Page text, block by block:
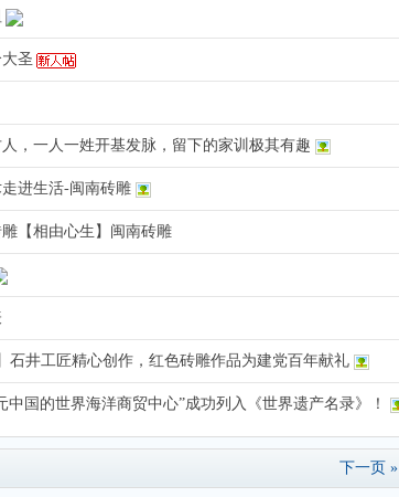
圣
，一人一姓开基发脉，留下的家训极其有趣
进生活-闽南砖雕
【相由心生】闽南砖雕
石井工匠精心创作，红色砖雕作品为建党百年献礼
中国的世界海洋商贸中心”成功列入《世界遗产名录》！
下一页 »